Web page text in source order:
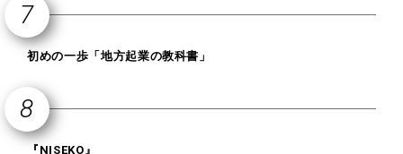
初めの一歩「地方起業の教科書」
『NISEKO』